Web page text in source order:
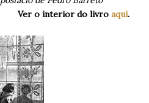
Ver o interior do livro aqui.